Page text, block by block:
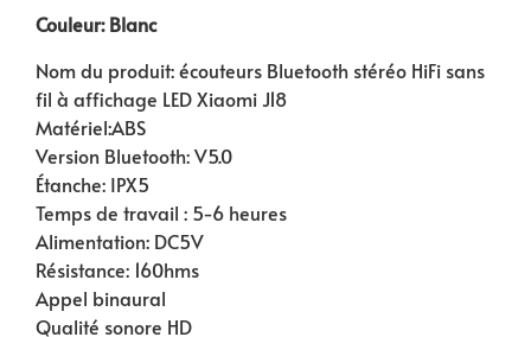
Couleur: Blanc
Nom du produit: écouteurs Bluetooth stéréo HiFi sans
fil à affichage LED Xiaomi J18
Matériel:ABS
Version Bluetooth: V5.0
Étanche: IPX5
Temps de travail : 5-6 heures
Alimentation: DC5V
Résistance: 160hms
Appel binaural
Qualité sonore HD